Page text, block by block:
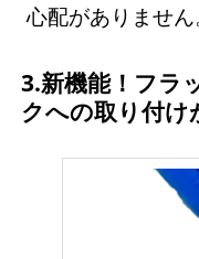
心配がありません
3.新機能！フラ
クへの取り付け